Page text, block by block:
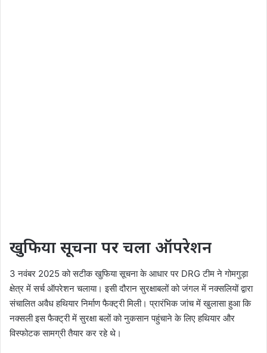
खुफिया सूचना पर चला ऑपरेशन
3 नवंबर 2025 को सटीक खुफिया सूचना के आधार पर DRG टीम ने गोमगुड़ा
क्षेत्र में सर्च ऑपरेशन चलाया। इसी दौरान सुरक्षाबलों को जंगल में नक्सलियों द्वारा
संचालित अवैध हथियार निर्माण फैक्ट्री मिली। प्रारंभिक जांच में खुलासा हुआ कि
नक्सली इस फैक्ट्री में सुरक्षा बलों को नुकसान पहुंचाने के लिए हथियार और
विस्फोटक सामग्री तैयार कर रहे थे।